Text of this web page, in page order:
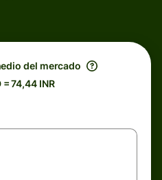
del mercado
= 74,44 INR